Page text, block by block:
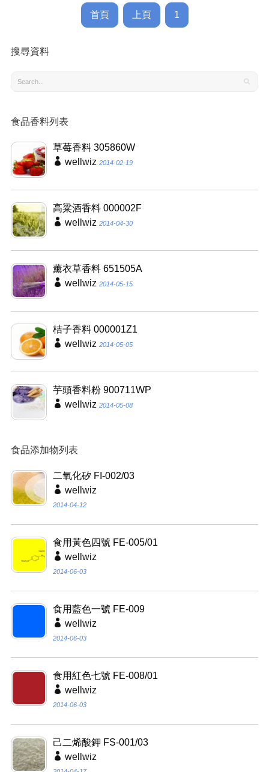
首頁 上頁 1
搜尋資料
食品香料列表
草莓香料 305860W
wellwiz 2014-02-19
高粱酒香料 000002F
wellwiz 2014-04-30
薰衣草香料 651505A
wellwiz 2014-05-15
桔子香料 000001Z1
wellwiz 2014-05-05
芋頭香料粉 900711WP
wellwiz 2014-05-08
食品添加物列表
二氧化矽 FI-002/03
wellwiz
2014-04-12
食用黃色四號 FE-005/01
wellwiz
2014-06-03
食用藍色一號 FE-009
wellwiz
2014-06-03
食用紅色七號 FE-008/01
wellwiz
2014-06-03
己二烯酸鉀 FS-001/03
wellwiz